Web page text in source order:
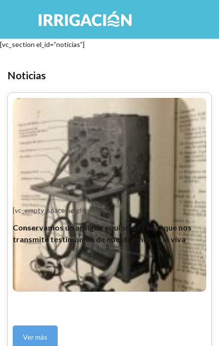
[vc_section el_id=”noticias”]
Noticias
[vc_empty_space height="8em"]
Conservamos un antiguo equipo de radio que nos
transmite testimonios de nuestra memoria viva
Ver más